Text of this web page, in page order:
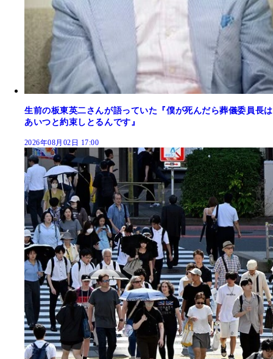
生前の板東英二さんが語っていた『僕が死んだら葬儀委員長は
あいつと約束しとるんです』
2026年08月02日 17:00